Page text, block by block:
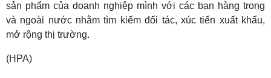
sản phẩm của doanh nghiệp mình với các bạn hàng trong
và ngoài nước nhằm tìm kiếm đối tác, xúc tiến xuất khẩu,
mở rộng thị trường.
(HPA)